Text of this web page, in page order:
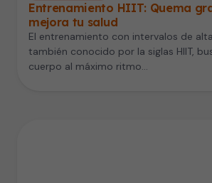
Entrenamiento HIIT: Quema
mejora tu salud
El entrenamiento con intervalos de
también conocido por la siglas HIIT,
cuerpo al máximo ritmo…